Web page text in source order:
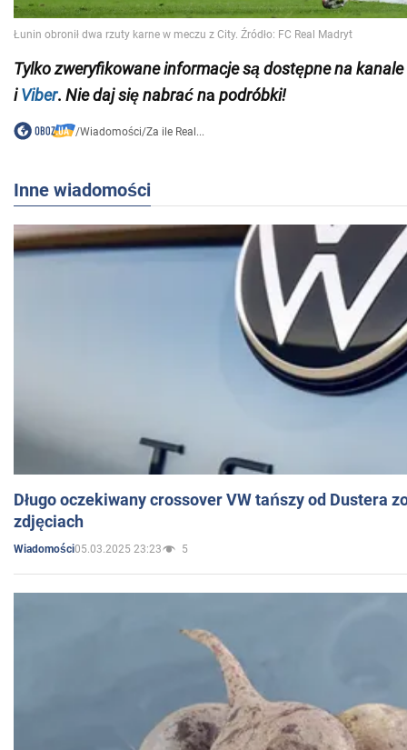
Tylkozweryfikowane informacjesą dostępne nakanale
iViber. Nie daj się nabrać na podróbki!
/Wiadomości/Za ile Real...
Inne wiadomości
Długo oczekiwany crossover VW tańszy od Dustera
zdjęciach
Wiadomości05.03.2025 23:23 5